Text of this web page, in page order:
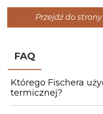
Przejdź do
FAQ
Którego Fischera
termicznej?